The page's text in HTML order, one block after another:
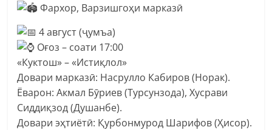
Фархор, Варзишгоҳи марказӣ
4 август (ҷумъа)
Оғоз – соати 17:00
«Куктош» – «Истиқлол»
Довари марказӣ: Насрулло Кабиров (Норак).
Ёварон: Акмал Бӯриев (Турсунзода), Хусрави
Сиддиқзод (Душанбе).
Довари эҳтиётӣ: Қурбонмурод Шарифов (Ҳисор).